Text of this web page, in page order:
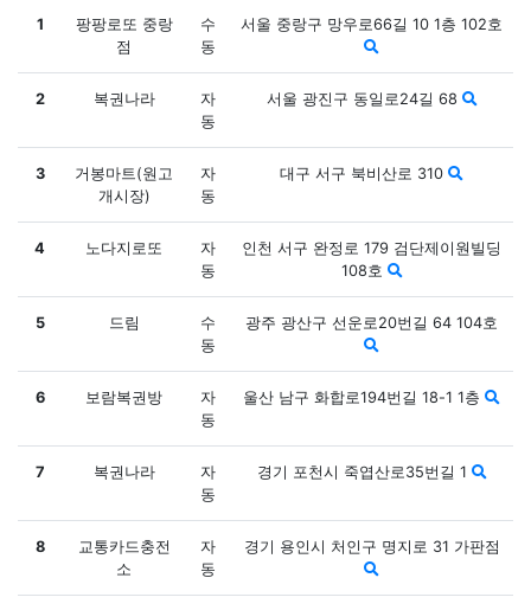
1
팡팡로또 중랑
점
수
동
서울 중랑구 망우로66길 10 1층 102호
2 복권나라
자
동
서울 광진구 동일로24길 68
3
거봉마트(원고
개시장)
자
동
대구 서구 북비산로 310
4 노다지로또
자
동
인천 서구 완정로 179 검단제이원빌딩
108호
5 드림
수
동
광주 광산구 선운로20번길 64 104호
6 보람복권방
자
동
울산 남구 화합로194번길 18-1 1층
7 복권나라
자
동
경기 포천시 죽엽산로35번길 1
8
교통카드충전
소
자
동
경기 용인시 처인구 명지로 31 가판점